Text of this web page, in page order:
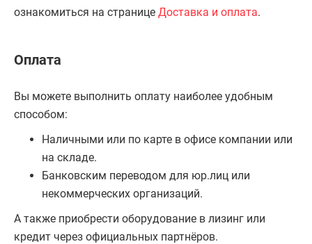
ознакомиться на странице Доставка и оплата.
Оплата
Вы можете выполнить оплату наиболее удобным
способом:
Наличными или по карте в офисе компании или
на складе.
Банковским переводом для юр.лиц или
некоммерческих организаций.
А также приобрести оборудование в лизинг или
кредит через официальных партнёров.